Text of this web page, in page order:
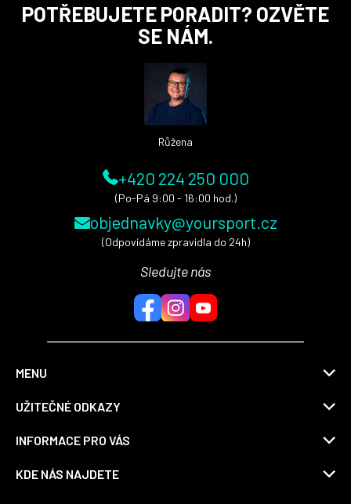
POTŘEBUJETE PORADIT? OZVĚTE
SE NÁM.
Růžena
+420 224 250 000
(Po-Pá 9:00 - 16:00 hod.)
objednavky@yoursport.cz
(Odpovídáme zpravidla do 24h)
Sledujte nás
MENU
UŽITEČNÉ ODKAZY
INFORMACE PRO VÁS
KDE NÁS NAJDETE